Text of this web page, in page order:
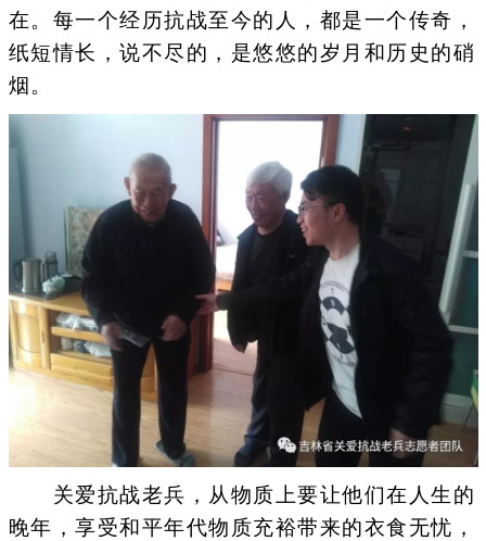
在。每一个经历抗战至今的人，都是一个传奇，
纸短情长，说不尽的，是悠悠的岁月和历史的硝
烟。
关爱抗战老兵，从物质上要让他们在人生的
晚年，享受和平年代物质充裕带来的衣食无忧，